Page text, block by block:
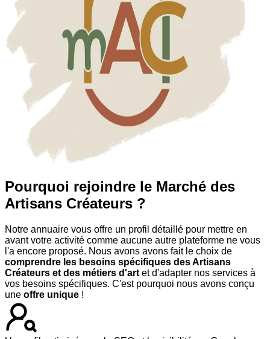
Pourquoi rejoindre le Marché des
Artisans Créateurs ?
Notre annuaire vous offre un profil détaillé pour mettre en
avant votre activité comme aucune autre plateforme ne vous
l'a encore proposé. Nous avons avons fait le choix de
comprendre les besoins spécifiques des Artisans
Créateurs et des métiers d'art et d'adapter nos services à
vos besoins spécifiques. C'est pourquoi nous avons conçu
une offre unique !